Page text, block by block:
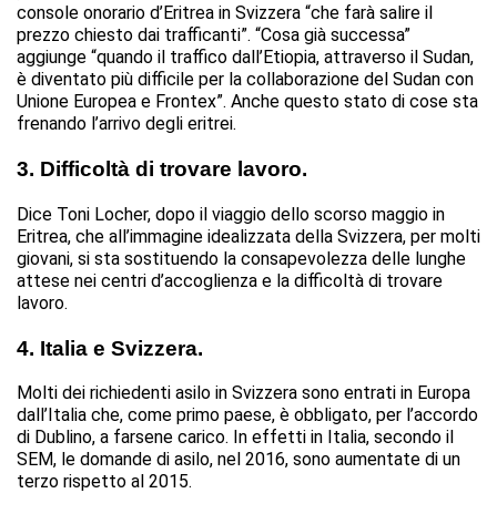
console onorario d’Eritrea in Svizzera “che farà salire il
prezzo chiesto dai trafficanti”. “Cosa già successa”
aggiunge “quando il traffico dall’Etiopia, attraverso il Sudan,
è diventato più difficile per la collaborazione del Sudan con
Unione Europea e Frontex”. Anche questo stato di cose sta
frenando l’arrivo degli eritrei.
3. Difficoltà di trovare lavoro.
Dice Toni Locher, dopo il viaggio dello scorso maggio in
Eritrea, che all’immagine idealizzata della Svizzera, per molti
giovani, si sta sostituendo la consapevolezza delle lunghe
attese nei centri d’accoglienza e la difficoltà di trovare
lavoro.
4. Italia e Svizzera.
Molti dei richiedenti asilo in Svizzera sono entrati in Europa
dall’Italia che, come primo paese, è obbligato, per l’accordo
di Dublino, a farsene carico. In effetti in Italia, secondo il
SEM, le domande di asilo, nel 2016, sono aumentate di un
terzo rispetto al 2015.